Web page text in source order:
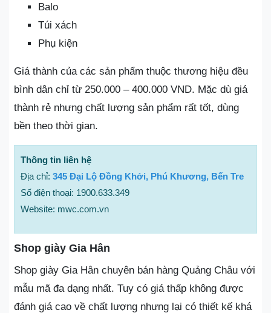
Balo
Túi xách
Phụ kiện
Giá thành của các sản phẩm thuộc thương hiệu đều
bình dân chỉ từ 250.000 – 400.000 VND. Mặc dù giá
thành rẻ nhưng chất lượng sản phẩm rất tốt, dùng
bền theo thời gian.
Thông tin liên hệ
Địa chỉ: 345 Đại Lộ Đồng Khởi, Phú Khương, Bến Tre
Số điện thoại: 1900.633.349
Website: mwc.com.vn
Shop giày Gia Hân
Shop giày Gia Hân chuyên bán hàng Quảng Châu với
mẫu mã đa dạng nhất. Tuy có giá thấp không được
đánh giá cao về chất lượng nhưng lại có thiết kế khá